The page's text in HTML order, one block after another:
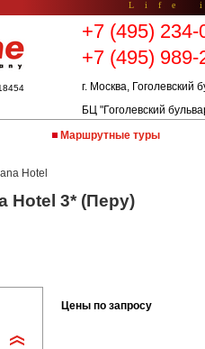
Life
+7 (495) 234-
+7 (495) 989-
г. Москва, Гоголевский
БЦ "Гоголевский
Маршрутные туры
Hotel
Hotel 3* (Перу)
Цены по запросу